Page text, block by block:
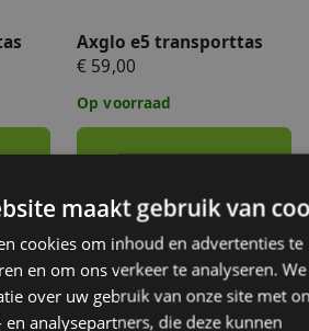
Axglo e5 transporttas
€ 59,00
Op voorraad
1 2
maakt gebruik van
cookies om inhoud en advertenties te
en om ons verkeer te analyseren.
over uw gebruik van onze site met
analysepartners, die deze kunnen